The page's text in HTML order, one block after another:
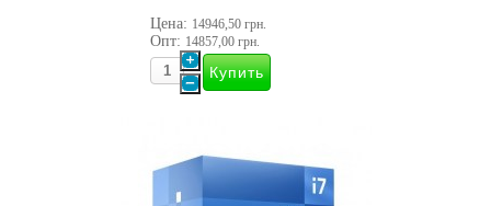
Цена: 14946,50 грн.
Опт: 14857,00 грн.